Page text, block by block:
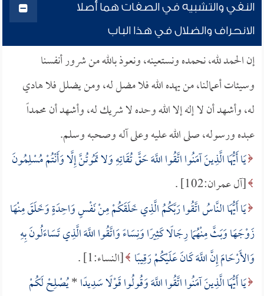
النفي والتشبيه في الصفات هما أصلا
الانحراف والضلال في هذا الباب
إن الحمد لله، نحمده ونستعينه، ونعوذ بالله من شرور أنفسنا
وسيئات أعمالنا، من يهده الله فلا مضل له، ومن يضلل فلا هادي
له، وأشهد أن لا إله إلا الله وحده لا شريك له، وأشهد أن محمداً
عبده ورسوله، صلى الله عليه وعلى آله وصحبه وسلم.
يَا أَيُّهَا الَّذِينَ آمَنُوا اتَّقُوا اللَّهَ حَقَّ تُقَاتِهِ وَلا تَمُوتُنَّ إِلَّا وَأَنْتُمْ مُسْلِمُونَ
[آل عمران:102] .
يَا أَيُّهَا النَّاسُ اتَّقُوا رَبَّكُمُ الَّذِي خَلَقَكُمْ مِنْ نَفْسٍ وَاحِدَةٍ وَخَلَقَ مِنْهَا
زَوْجَهَا وَبَثَّ مِنْهُمَا رِجَالًا كَثِيرًا وَنِسَاءً وَاتَّقُوا اللَّهَ الَّذِي تَسَاءَلُونَ بِهِ
وَالأَرْحَامَ إِنَّ اللَّهَ كَانَ عَلَيْكُمْ رَقِيبًا [النساء:1] .
يَا أَيُّهَا الَّذِينَ آمَنُوا اتَّقُوا اللَّهَ وَقُولُوا قَوْلًا سَدِيدًا*يُصْلِحْ لَكُمْ